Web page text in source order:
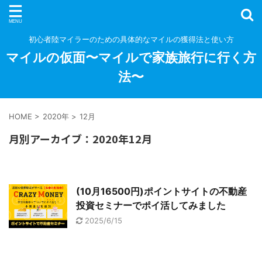
初心者陸マイラーのための具体的なマイルの獲得法と使い方
マイルの仮面〜マイルで家族旅行に行く方
法〜
HOME > 2020年 > 12月
月別アーカイブ：2020年12月
(10月16500円)ポイントサイトの不動産
投資セミナーでポイ活してみました
2025/6/15